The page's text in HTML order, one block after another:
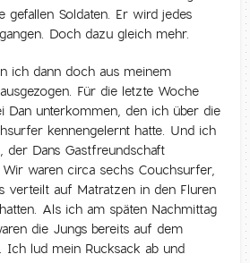
gefallen Soldaten. Er wird jedes
Doch dazu gleich mehr.
ich dann doch aus meinem
Für die letzte Woche
Dan unterkommen, den ich über die
kennengelernt hatte. Und ich
der Dans Gastfreundschaft
waren circa sechs Couchsurfer,
verteilt auf Matratzen in den Fluren
Als ich am späten Nachmittag
die Jungs bereits auf dem
Ich lud mein Rucksack ab und